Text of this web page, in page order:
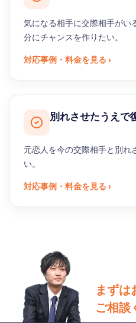
気になる相手に交際相手がい
分にチャンスを作りたい。
対応事例・料金を見る ›
別れさせたうえで
元恋人を今の交際相手と別れ
い。
対応事例・料金を見る ›
まずは
ご相談